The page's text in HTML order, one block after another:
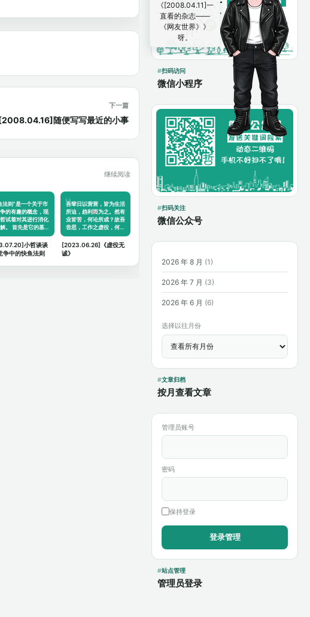
扫码访问
微信小程序
扫码关注
微信公众号
2026 年 8 月 (1)
2026 年 7 月 (3)
2026 年 6 月 (6)
选择以往月份
文章归档
按月查看文章
管理员账号
密码
保持登录
站点管理
管理员登录
下一篇
随便写写最近的小事
继续阅读
法则”是一个关于市
的有趣的概念，现
试着对其进行消化
。 首先是它的基…
小哲谈谈
争中的快鱼法则
吾辈日以营营，皆为生活
所迫，趋利而为之。然有
业皆苦，何论所成？故吾
尝思，工作之虚役，何…
[2023.06.26]《虚役无
诚》
《[2008.04.11]一
直看的杂志——
《网友世界》》
呀。